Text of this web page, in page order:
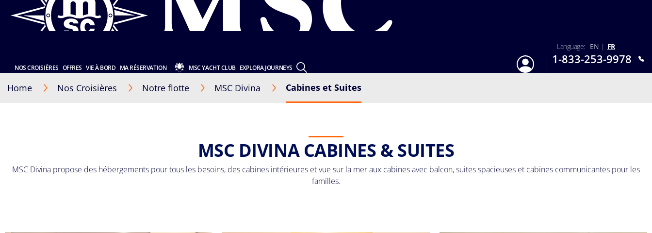
NOS CROISIÈRES OFFRES VIE À BORD MA RÉSERVATION MSC YACHT CLUB EXPLORA JOURNEYS
S'identifier
Language: EN | FR
1-833-253-9978
Home Nos Croisières Notre flotte MSC Divina Cabines et Suites
MSC DIVINA CABINES & SUITES
MSC Divina propose des hébergements pour tous les besoins, des cabines intérieures et vue sur la mer aux cabines avec balcon, suites spacieuses et cabines communicantes pour les
familles.